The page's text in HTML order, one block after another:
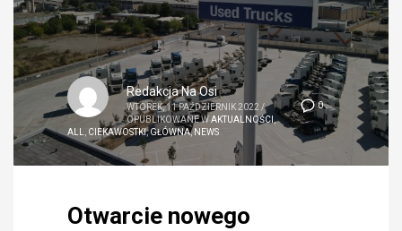
0
Redakcja Na Osi
WTOREK, 11 PAŹDZIERNIK 2022/
OPUBLIKOWANE WAKTUALNOŚCI ,
ALL, CIEKAWOSTKI,GŁÓWNA, NEWS
Otwarcie nowego